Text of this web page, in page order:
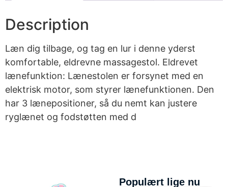
Description
Læn dig tilbage, og tag en lur i denne yderst
komfortable, eldrevne massagestol. Eldrevet
lænefunktion: Lænestolen er forsynet med en
elektrisk motor, som styrer lænefunktionen. Den
har 3 lænepositioner, så du nemt kan justere
ryglænet og fodstøtten med d
Populært lige nu